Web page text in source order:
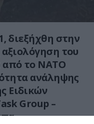
διεξήχθη στην
του
από το ΝΑΤΟ
ανάληψης
Ειδικών
Group –